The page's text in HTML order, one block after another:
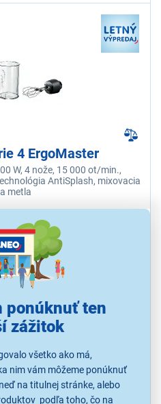
ponúknuť ten
zážitok
všetko ako má,
nim vám môžeme ponúknuť
na titulnej stránke, alebo
podľa toho, čo na
4 ErgoMaster
W, 4 nože, 15 000 ot/min.,
AntiSplash, mixovacia
metla